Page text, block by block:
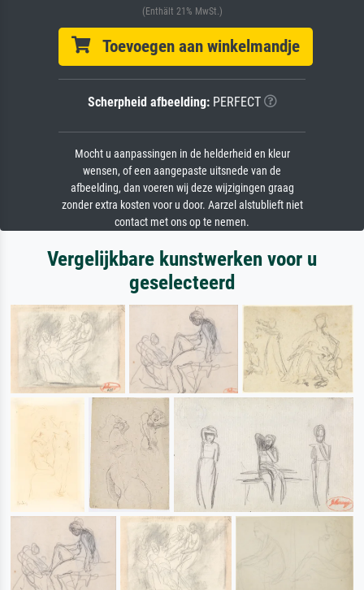
(Enthält 21% MwSt.)
Toevoegen aan winkelmandje
Scherpheid afbeelding:PERFECT
Mocht u aanpassingen in de helderheid en kleur
wensen, of een aangepaste uitsnede van de
afbeelding, dan voeren wij deze wijzigingen graag
zonder extra kosten voor u door. Aarzel alstublieft niet
contact met ons op te nemen.
Vergelijkbare kunstwerken voor u
geselecteerd